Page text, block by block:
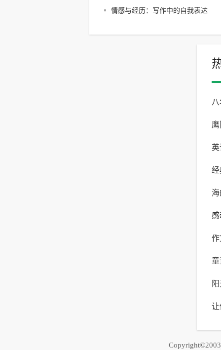
情感与经历：写作中的自我表达
写
能
经
感
合
作
童
写
让
公